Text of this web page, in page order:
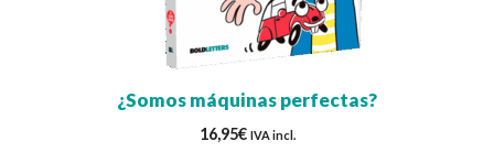
¿Somos máquinas perfectas?
16,95€ IVA incl.